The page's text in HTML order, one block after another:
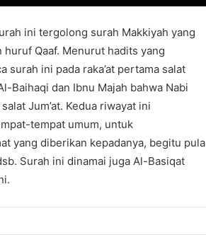
Qaaf. Menurut hadits yang
surah ini pada raka’at pertama salat
Baihaqi dan Ibnu Majah bahwa Nabi
Jum’at. Kedua riwayat ini
tempat umum, untuk
yang diberikan kepadanya, begitu pula
Surah ini dinamai juga Al-Basiqat